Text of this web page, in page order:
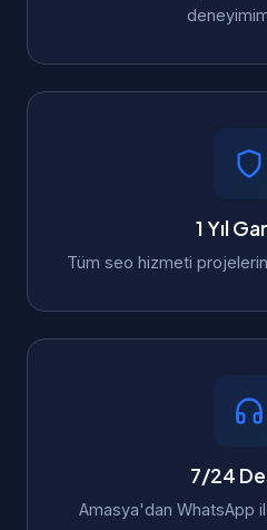
1 Yıl
Tüm seo hizmeti
7/24
Amasya'dan WhatsApp